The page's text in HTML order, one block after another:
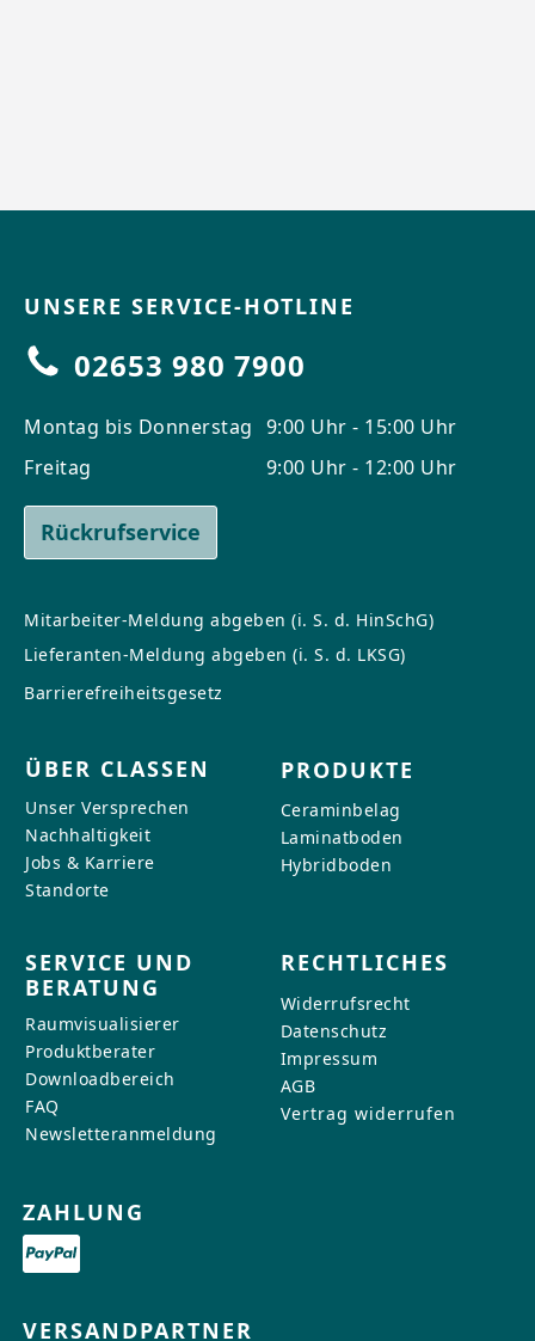
UNSERE SERVICE-HOTLINE
02653 980 7900
Montag bis Donnerstag
Freitag
9:00 Uhr - 15:00 Uhr
9:00 Uhr - 12:00 Uhr
Rückrufservice
Mitarbeiter-Meldung abgeben (i. S. d. HinSchG)
Lieferanten-Meldung abgeben (i. S. d. LKSG)
Barrierefreiheitsgesetz
ÜBER CLASSEN
Unser Versprechen
Nachhaltigkeit
Jobs & Karriere
Standorte
PRODUKTE
Ceraminbelag
Laminatboden
Hybridboden
SERVICE UND
BERATUNG
Raumvisualisierer
Produktberater
Downloadbereich
FAQ
Newsletteranmeldung
RECHTLICHES
Widerrufsrecht
Datenschutz
Impressum
AGB
Vertrag widerrufen
ZAHLUNG
VERSANDPARTNER